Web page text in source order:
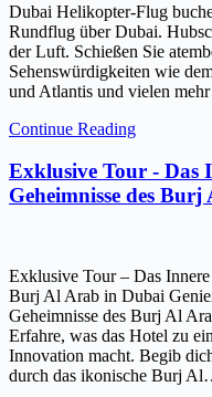
Dubai Helikopter-Flug
Rundflug über Dubai.
der Luft. Schießen Sie
Sehenswürdigkeiten wie
und Atlantis und vielen
Continue Reading
Exklusive Tour - Das
Geheimnisse des
Exklusive Tour – Das
Burj Al Arab in Dubai
Geheimnisse des Burj Al
Erfahre, was das Hotel zu
Innovation macht. Begib
durch das ikonische Burj